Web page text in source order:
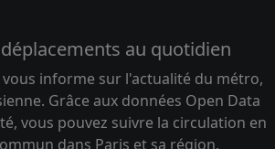
au quotidien
informe sur l'actualité du métro,
Grâce aux données Open Data
vous pouvez suivre la circulation en
dans Paris et sa région.